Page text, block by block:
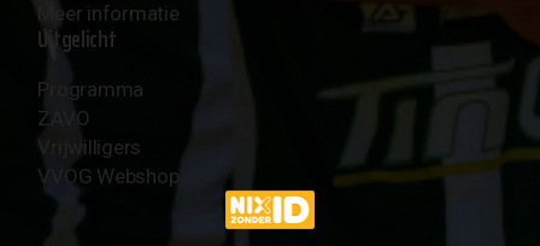
Meer informatie
Uitgelicht
Programma
ZAVO
Vrijwilligers
VVOG Webshop